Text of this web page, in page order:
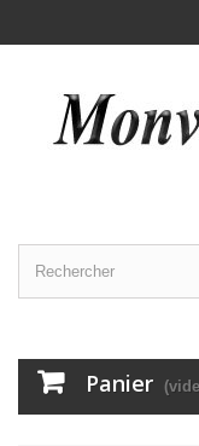
Panier